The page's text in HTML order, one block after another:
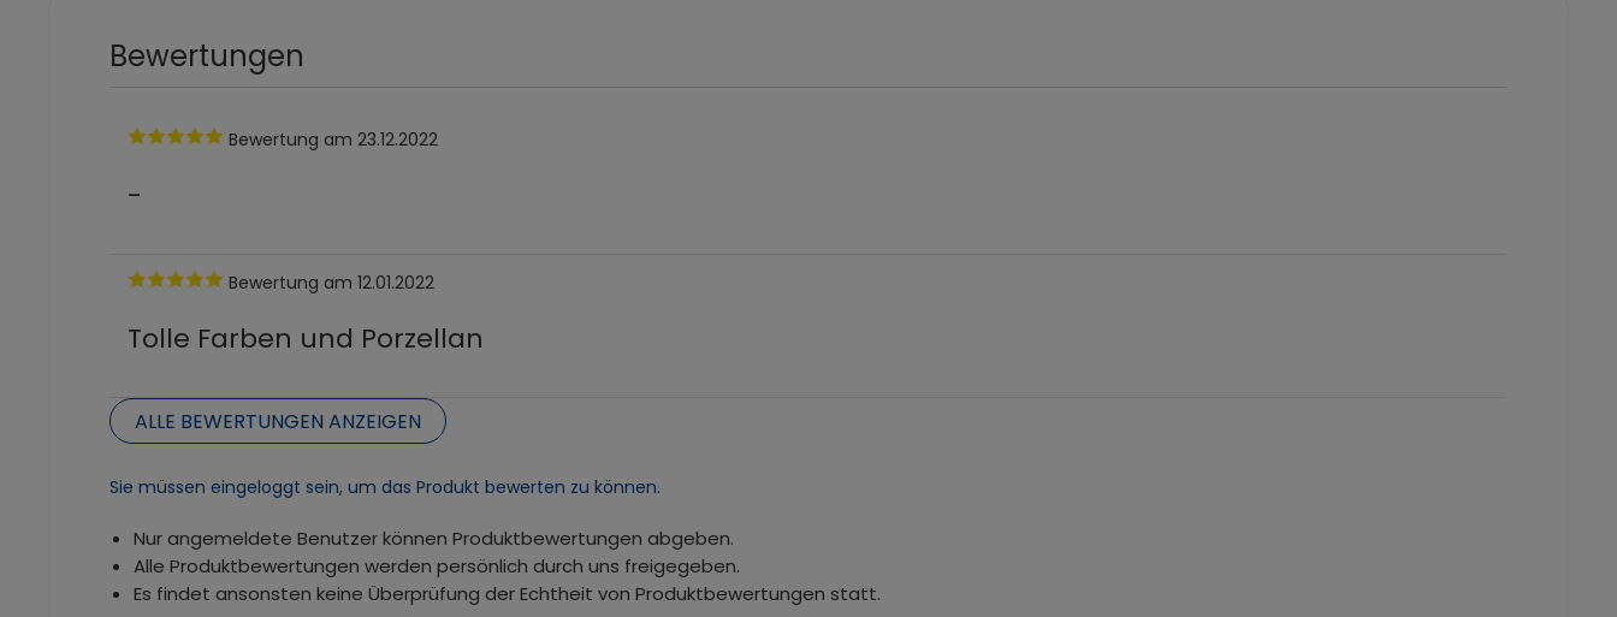
Bewertungen
Bewertung am 23.12.2022
-
Bewertung am 12.01.2022
Tolle Farben und Porzellan
ALLE BEWERTUNGEN ANZEIGEN
Sie müssen eingeloggt sein, um das Produkt bewerten zu können.
Nur angemeldete Benutzer können Produktbewertungen abgeben.
Alle Produktbewertungen werden persönlich durch uns freigegeben.
Es findet ansonsten keine Überprüfung der Echtheit von Produktbewertungen statt.